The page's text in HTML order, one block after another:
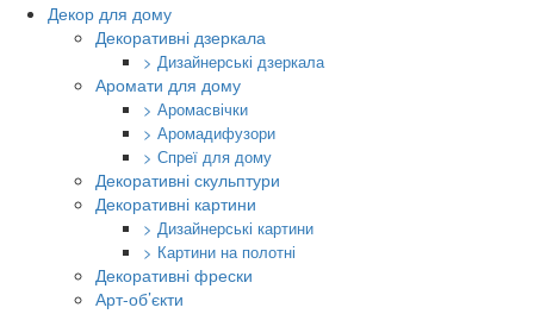
Декор для дому
Декоративні дзеркала
> Дизайнерські дзеркала
Аромати для дому
> Аромасвічки
> Аромадифузори
> Спреї для дому
Декоративні скульптури
Декоративні картини
> Дизайнерські картини
> Картини на полотні
Декоративні фрески
Арт-об’єкти